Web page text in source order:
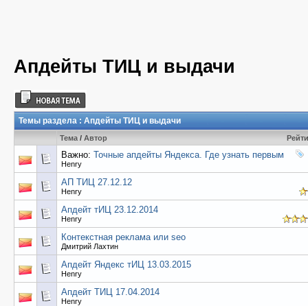
Апдейты ТИЦ и выдачи
Темы раздела : Апдейты ТИЦ и выдачи
Тема / Автор
Важно: Точные апдейты Яндекса. Где узнать первым
Henry
АП ТИЦ 27.12.12
Henry
Апдейт тИЦ 23.12.2014
Henry
Контекстная реклама или seo
Дмитрий Лахтин
Апдейт Яндекс тИЦ 13.03.2015
Henry
Апдейт ТИЦ 17.04.2014
Henry